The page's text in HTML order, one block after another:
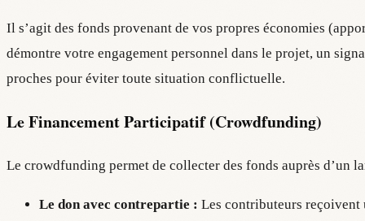
Il s’agit des fonds provenant de vos propres économies
démontre votre engagement personnel dans le projet, un
proches pour éviter toute situation conflictuelle.
Le Financement Participatif (Crowdfunding)
Le crowdfunding permet de collecter des fonds auprès d’un
Le don avec contrepartie : Les contributeurs